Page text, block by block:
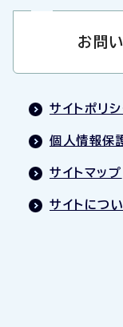
お問
サイトポリ
個人情報保
サイトマップ
サイトにつ